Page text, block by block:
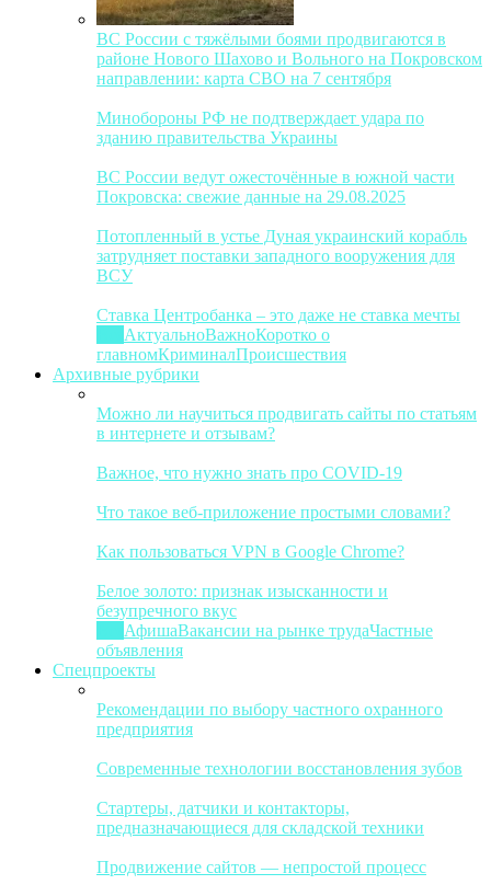
ВС России с тяжёлыми боями продвигаются в
районе Нового Шахово и Вольного на Покровском
направлении: карта СВО на 7 сентября
Минобороны РФ не подтверждает удара по
зданию правительства Украины
ВС России ведут ожесточённые в южной части
Покровска: свежие данные на 29.08.2025
Потопленный в устье Дуная украинский корабль
затрудняет поставки западного вооружения для
ВСУ
Ставка Центробанка – это даже не ставка мечты
АктуальноВажноКоротко о
главномКриминалПроисшествия
Архивные рубрики
Можно ли научиться продвигать сайты по статьям
в интернете и отзывам?
Важное, что нужно знать про COVID-19
Что такое веб-приложение простыми словами?
Как пользоваться VPN в Google Chrome?
Белое золото: признак изысканности и
безупречного вкус
АфишаВакансии на рынке трудаЧастные
объявления
Спецпроекты
Рекомендации по выбору частного охранного
предприятия
Современные технологии восстановления зубов
Стартеры, датчики и контакторы,
предназначающиеся для складской техники
Продвижение сайтов — непростой процесс